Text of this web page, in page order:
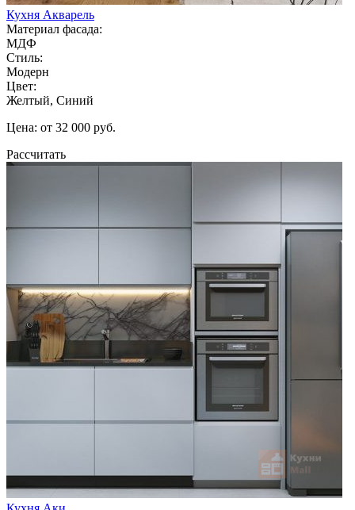
Кухня Акварель
Материал фасада:
МДФ
Стиль:
Модерн
Цвет:
Желтый, Синий
Цена: от 32 000 руб.
Рассчитать